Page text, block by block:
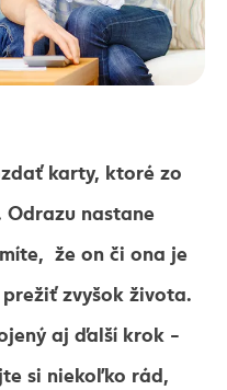
karty, ktoré zo
nastane
že on či ona je
zvyšok života.
aj ďalší krok -
si niekoľko rád,